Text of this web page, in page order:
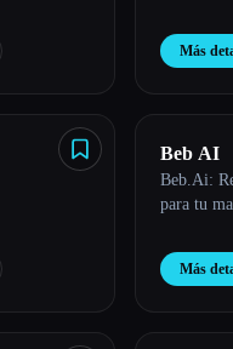
Más
Beb AI
Beb.Ai:
para tu
Más